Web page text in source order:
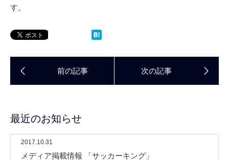
す。
最近のお知らせ
2017.10.31
メディア掲載情報 「サッカーキング」